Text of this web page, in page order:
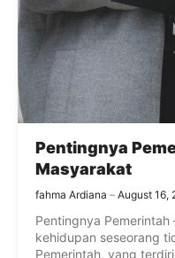
Pentingnya
Masyarakat
fahma Ardiana August 16,
Pentingnya Pemerintah
kehidupan seseorang
Pemerintah, yang